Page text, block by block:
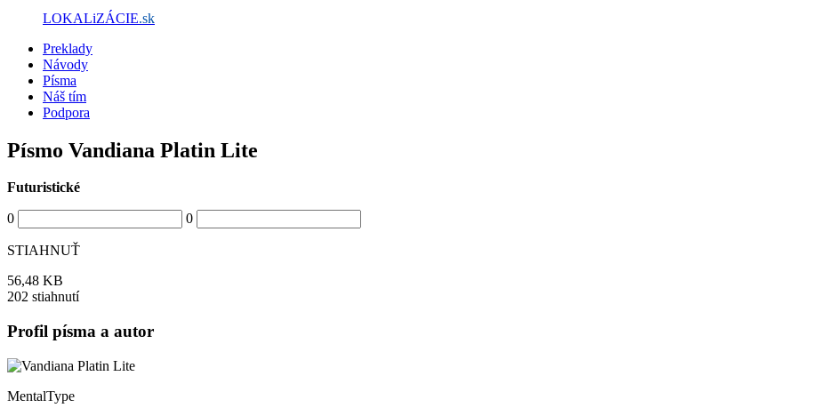
LOKALiZÁCIE.sk
Preklady
Návody
Písma
Náš tím
Podpora
Písmo Vandiana Platin Lite
Futuristické
0 0
STIAHNUŤ
56,48 KB
202 stiahnutí
Profil písma a autor
MentalType